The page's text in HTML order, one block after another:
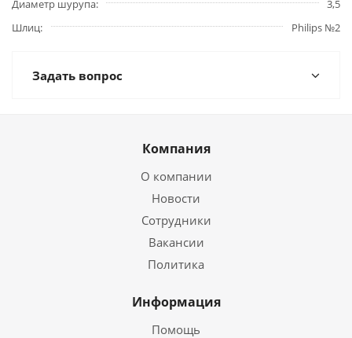
Диаметр шурупа
3,5
Шлиц
Philips №2
Задать вопрос
Компания
О компании
Новости
Сотрудники
Вакансии
Политика
Информация
Помощь